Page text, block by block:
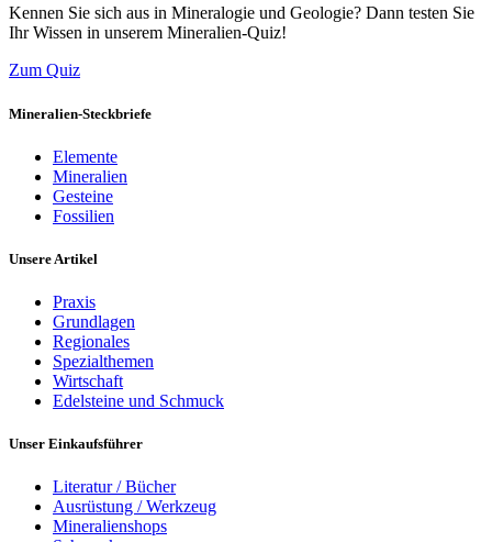
Kennen Sie sich aus in Mineralogie und Geologie? Dann testen Sie
Ihr Wissen in unserem Mineralien-Quiz!
Zum Quiz
Mineralien-Steckbriefe
Elemente
Mineralien
Gesteine
Fossilien
Unsere Artikel
Praxis
Grundlagen
Regionales
Spezialthemen
Wirtschaft
Edelsteine und Schmuck
Unser Einkaufsführer
Literatur / Bücher
Ausrüstung / Werkzeug
Mineralienshops